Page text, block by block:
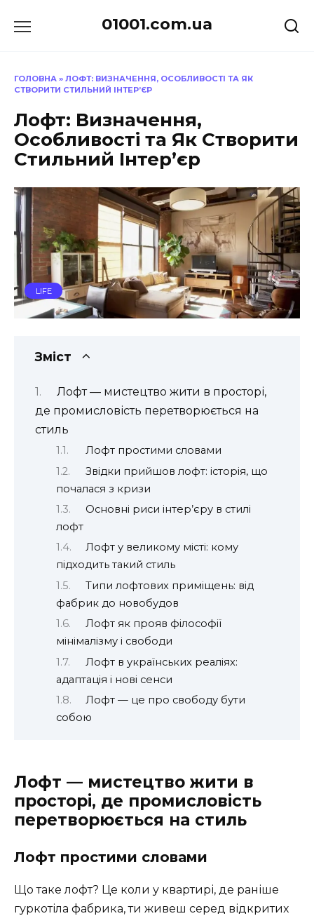
до
01001.com.ua
ГОЛОВНА » ЛОФТ: ВИЗНАЧЕННЯ, ОСОБЛИВОСТІ ТА ЯК
СТВОРИТИ СТИЛЬНИЙ ІНТЕР’ЄР
Лофт: Визначення,
Особливості та Як Створити
Стильний Інтер’єр
LIFE
Зміст
Лофт — мистецтво жити в просторі,
де промисловість перетворюється на
стиль
Лофт простими словами
Звідки прийшов лофт: історія, що
почалася з кризи
Основні риси інтер’єру в стилі
лофт
Лофт у великому місті: кому
підходить такий стиль
Типи лофтових приміщень: від
фабрик до новобудов
Лофт як прояв філософії
мінімалізму і свободи
Лофт в українських реаліях:
адаптація і нові сенси
Лофт — це про свободу бути
собою
Лофт — мистецтво жити в
просторі, де промисловість
перетворюється на стиль
Лофт простими словами
Що таке лофт? Це коли у квартирі, де раніше
гуркотіла фабрика, ти живеш серед відкритих